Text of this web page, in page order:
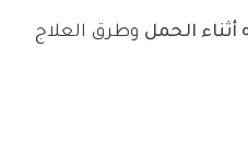
الحمل وطرق العلاج